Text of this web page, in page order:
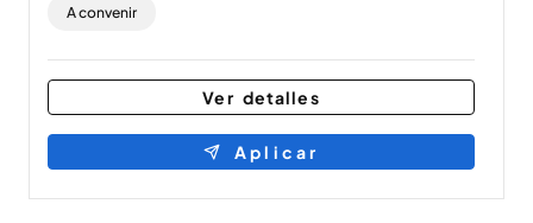
A convenir
Ver detalles
Aplicar